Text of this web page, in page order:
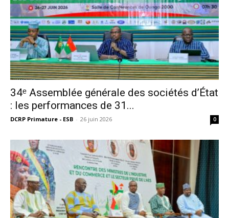
34ᵉ Assemblée générale des sociétés d’État
: les performances de 31...
DCRP Primature - ESB - 26 juin 2026 0